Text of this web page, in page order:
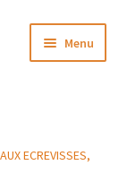
Menu
ECREVISSES,